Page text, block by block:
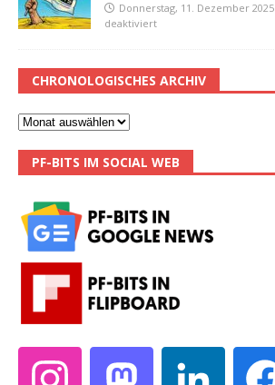
Donnerstag, 11. Dezember 2025
deaktiviert
CHRONOLOGISCHES ARCHIV
PF-BITS IM SOCIAL WEB